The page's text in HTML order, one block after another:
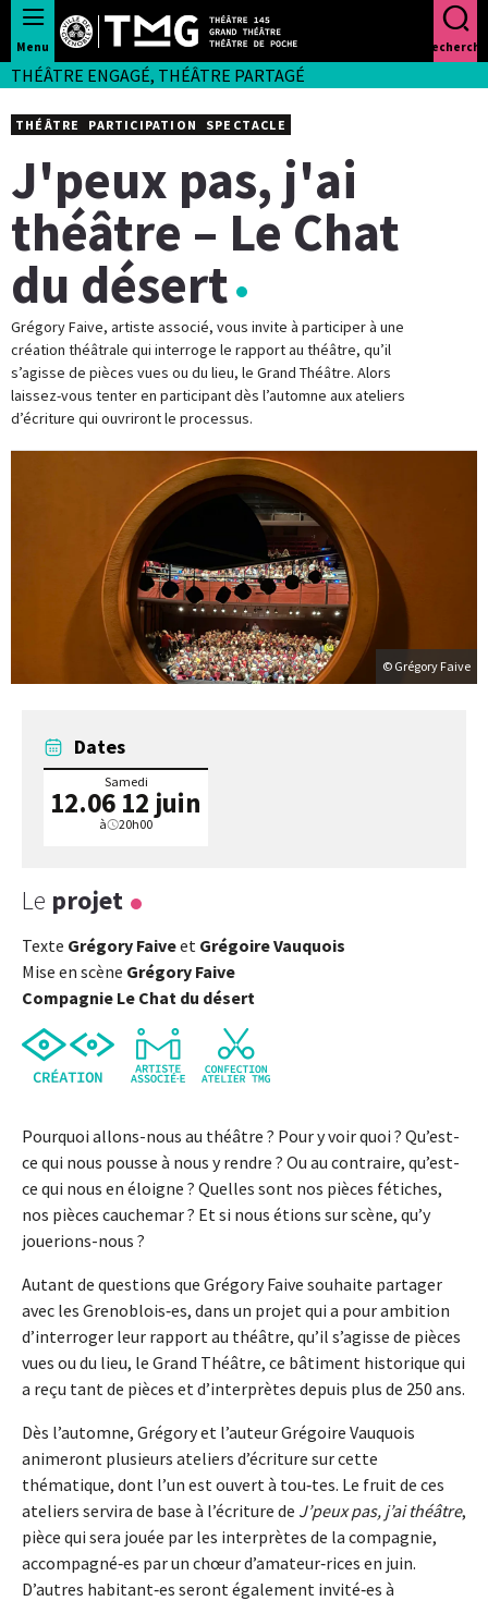
Panneau de gestion des cookies
Menu Recherche
THÉÂTRE ENGAGÉ, THÉÂTRE PARTAGÉ
© Grégory Faive
J'peux pas, j'ai
théâtre – Le Chat
du désert
Grégory Faive, artiste associé, vous invite à participer à une
création théâtrale qui interroge le rapport au théâtre, qu’il
s’agisse de pièces vues ou du lieu, le Grand Théâtre. Alors
laissez-vous tenter en participant dès l’automne aux ateliers
d’écriture qui ouvriront le processus.
THÉÂTRE PARTICIPATION SPECTACLE
Dates
Samedi
12.06 12 juin
à 20h00
Le projet
Texte Grégory Faiveet Grégoire Vauquois
Mise en scène Grégory Faive
Compagnie Le Chat du désert
Pourquoi allons-nous au théâtre ? Pour y voir quoi ? Qu’est-
ce qui nous pousse à nous y rendre ? Ou au contraire, qu’est-
ce qui nous en éloigne ? Quelles sont nos pièces fétiches,
nos pièces cauchemar ? Et si nous étions sur scène, qu’y
jouerions-nous ?
Autant de questions que Grégory Faive souhaite partager
avec les Grenoblois‑es, dans un projet qui a pour ambition
d’interroger leur rapport au théâtre, qu’il s’agisse de pièces
vues ou du lieu, le Grand Théâtre, ce bâtiment historique qui
a reçu tant de pièces et d’interprètes depuis plus de 250 ans.
Dès l’automne, Grégory et l’auteur Grégoire Vauquois
animeront plusieurs ateliers d’écriture sur cette
thématique, dont l’un est ouvert à tou‑tes. Le fruit de ces
ateliers servira de base à l’écriture de J’peux pas, j’ai théâtre,
pièce qui sera jouée par les interprètes de la compagnie,
accompagné‑es par un chœur d’amateur‑rices en juin.
D’autres habitant‑es seront également invité‑es à